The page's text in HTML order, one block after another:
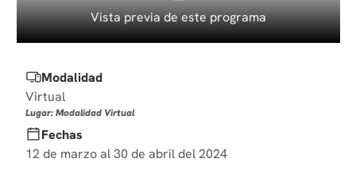
10. diseño Vista previa de este programa
Modalidad
Virtual
Lugar: Modalidad Virtual
Fechas
12 de marzo al 30 de abril del 2024